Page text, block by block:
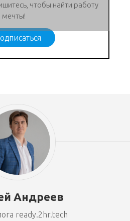
чтобы найти работу
мечты!
Андреев
ready.2hr.tech